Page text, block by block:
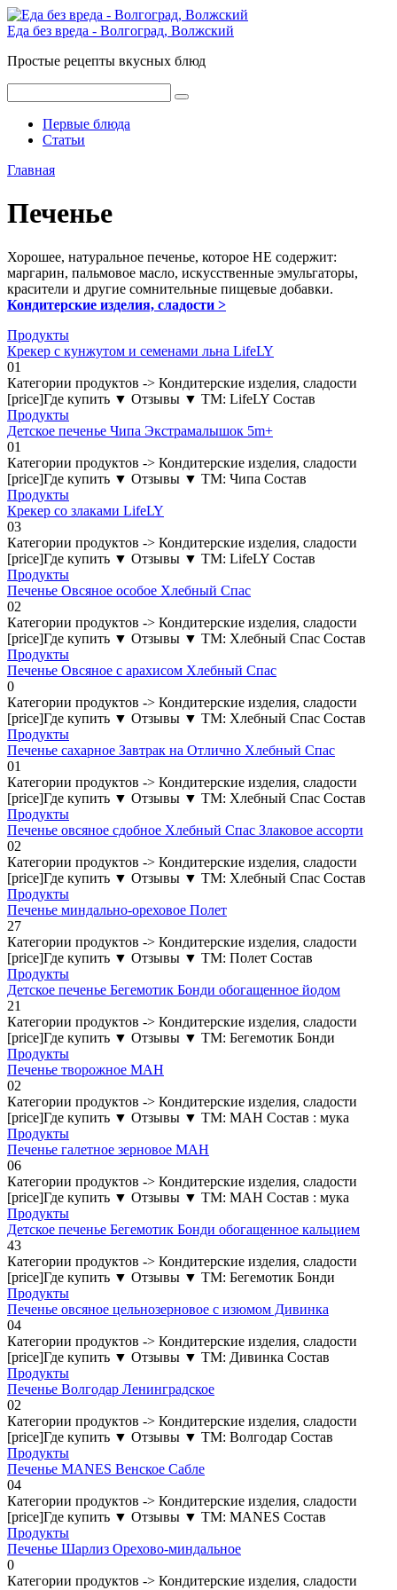
Перейти
к
Еда без вреда - Волгоград, Волжский
Простые рецепты вкусных блюд
Первые блюда
Статьи
Главная
Печенье
Хорошее, натуральное печенье, которое НЕ содержит:
маргарин, пальмовое масло, искусственные эмульгаторы,
красители и другие сомнительные пищевые добавки.
Кондитерские изделия, сладости >
Продукты
Крекер с кунжутом и семенами льна LifeLY
01
Категории продуктов -> Кондитерские изделия, сладости
[price]Где купить ▼ Отзывы ▼ ТМ: LifeLY Состав
Продукты
Детское печенье Чипа Экстрамалышок 5m+
01
Категории продуктов -> Кондитерские изделия, сладости
[price]Где купить ▼ Отзывы ▼ ТМ: Чипа Состав
Продукты
Крекер со злаками LifeLY
03
Категории продуктов -> Кондитерские изделия, сладости
[price]Где купить ▼ Отзывы ▼ ТМ: LifeLY Состав
Продукты
Печенье Овсяное особое Хлебный Спас
02
Категории продуктов -> Кондитерские изделия, сладости
[price]Где купить ▼ Отзывы ▼ ТМ: Хлебный Спас Состав
Продукты
Печенье Овсяное с арахисом Хлебный Спас
0
Категории продуктов -> Кондитерские изделия, сладости
[price]Где купить ▼ Отзывы ▼ ТМ: Хлебный Спас Состав
Продукты
Печенье сахарное Завтрак на Отлично Хлебный Спас
01
Категории продуктов -> Кондитерские изделия, сладости
[price]Где купить ▼ Отзывы ▼ ТМ: Хлебный Спас Состав
Продукты
Печенье овсяное сдобное Хлебный Спас Злаковое ассорти
02
Категории продуктов -> Кондитерские изделия, сладости
[price]Где купить ▼ Отзывы ▼ ТМ: Хлебный Спас Состав
Продукты
Печенье миндально-ореховое Полет
27
Категории продуктов -> Кондитерские изделия, сладости
[price]Где купить ▼ Отзывы ▼ ТМ: Полет Состав
Продукты
Детское печенье Бегемотик Бонди обогащенное йодом
21
Категории продуктов -> Кондитерские изделия, сладости
[price]Где купить ▼ Отзывы ▼ ТМ: Бегемотик Бонди
Продукты
Печенье творожное МАН
02
Категории продуктов -> Кондитерские изделия, сладости
[price]Где купить ▼ Отзывы ▼ ТМ: МАН Состав : мука
Продукты
Печенье галетное зерновое МАН
06
Категории продуктов -> Кондитерские изделия, сладости
[price]Где купить ▼ Отзывы ▼ ТМ: МАН Состав : мука
Продукты
Детское печенье Бегемотик Бонди обогащенное кальцием
43
Категории продуктов -> Кондитерские изделия, сладости
[price]Где купить ▼ Отзывы ▼ ТМ: Бегемотик Бонди
Продукты
Печенье овсяное цельнозерновое с изюмом Дивинка
04
Категории продуктов -> Кондитерские изделия, сладости
[price]Где купить ▼ Отзывы ▼ ТМ: Дивинка Состав
Продукты
Печенье Волгодар Ленинградское
02
Категории продуктов -> Кондитерские изделия, сладости
[price]Где купить ▼ Отзывы ▼ ТМ: Волгодар Состав
Продукты
Печенье MANES Венское Сабле
04
Категории продуктов -> Кондитерские изделия, сладости
[price]Где купить ▼ Отзывы ▼ ТМ: MANES Состав
Продукты
Печенье Шарлиз Орехово-миндальное
0
Категории продуктов -> Кондитерские изделия, сладости